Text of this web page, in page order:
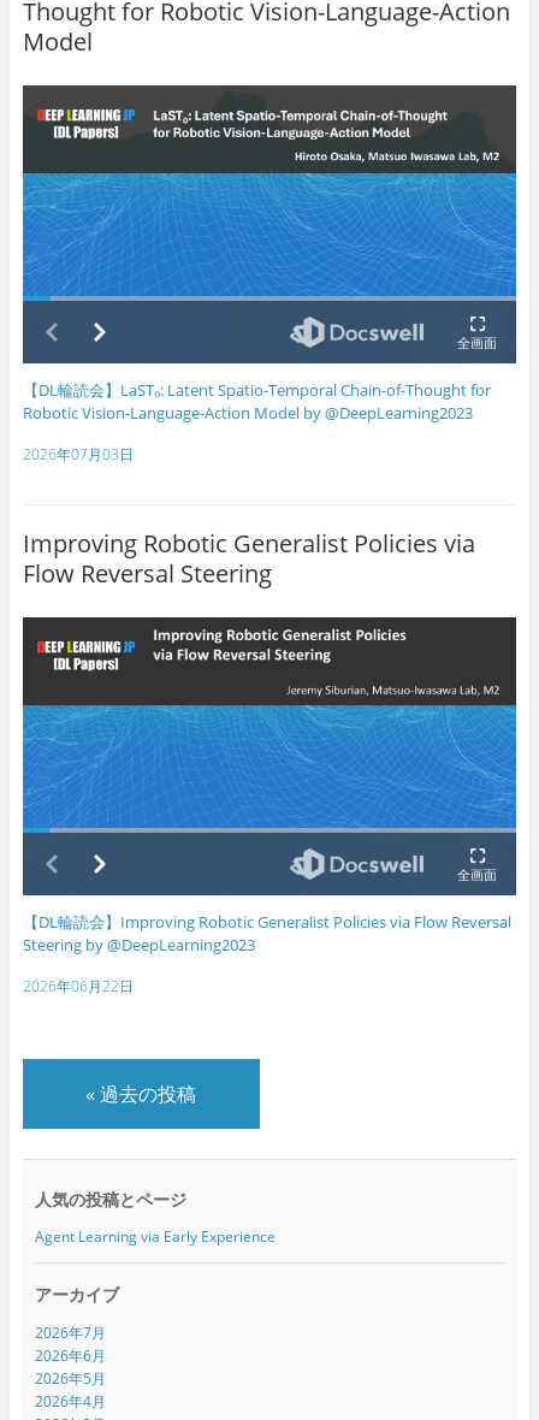
Thought for Robotic Vision-Language-Action
Model
【DL輪読会】LaST₀: Latent Spatio-Temporal Chain-of-Thought for
Robotic Vision-Language-Action Model by @DeepLearning2023
2026年07月03日
Improving Robotic Generalist Policies via
Flow Reversal Steering
【DL輪読会】Improving Robotic Generalist Policies via Flow Reversal
Steering by @DeepLearning2023
2026年06月22日
« 過去の投稿
人気の投稿とページ
Agent Learning via Early Experience
アーカイブ
2026年7月
2026年6月
2026年5月
2026年4月